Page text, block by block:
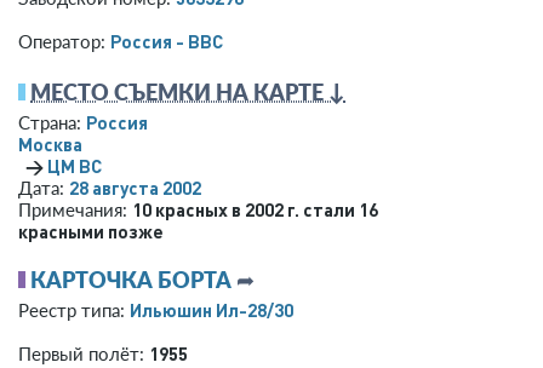
Оператор: Россия - ВВС
МЕСТО СЪЕМКИ НА КАРТЕ ↓
Страна: Россия
Москва
→ ЦМ ВС
Дата: 28 августа 2002
Примечания: 10 красных в 2002 г. стали 16
красными позже
КАРТОЧКА БОРТА ➦
Реестр типа: Ильюшин Ил-28/30
Первый полёт: 1955